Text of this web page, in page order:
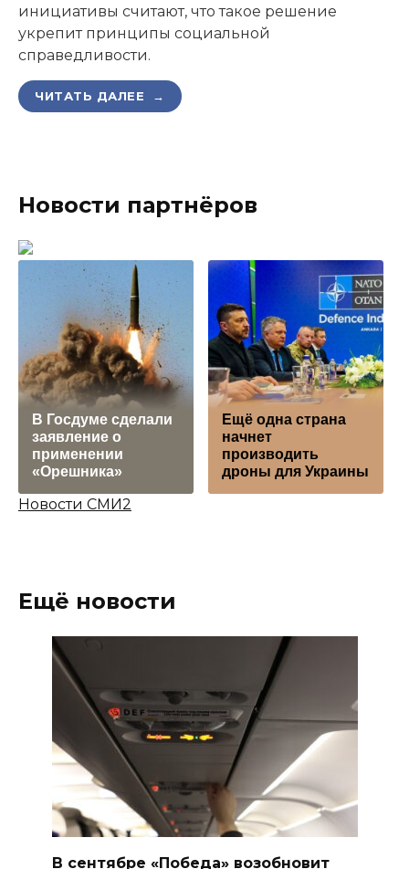
инициативы считают, что такое решение
укрепит принципы социальной
справедливости.
ЧИТАТЬ ДАЛЕЕ →
Новости партнёров
В Госдуме сделали
заявление о
применении
«Орешника»
Ещё одна страна
начнет
производить
дроны для Украины
Новости СМИ2
Ещё новости
В сентябре «Победа» возобновит